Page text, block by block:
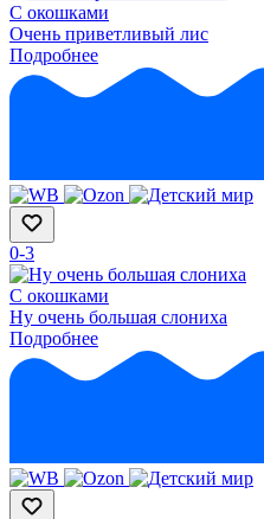
С окошками
Очень приветливый лис
Подробнее
0-3
С окошками
Ну очень большая слониха
Подробнее